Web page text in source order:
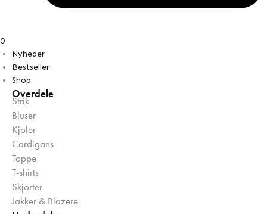
0
Nyheder
Bestseller
Shop
Overdele
Strik
Bluser
Kjoler
Cardigans
Toppe
T-shirts
Skjorter
Jakker & Blazere